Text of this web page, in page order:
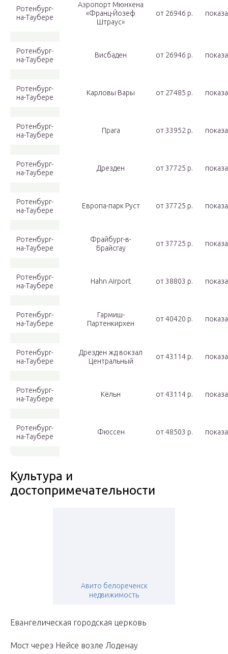
Ротенбург-
на-Таубере
Аэропорт Мюнхена
«Франц-Йозеф
Штраус»
от 26946 p.
Ротенбург-
на-Таубере
Висбаден от 26946 p.
Ротенбург-
на-Таубере
Карловы Вары от 27485 p.
Ротенбург-
на-Таубере
Прага от 33952 p.
Ротенбург-
на-Таубере
Дрезден от 37725 p.
Ротенбург-
на-Таубере
Европа-парк Руст от 37725 p.
Ротенбург-
на-Таубере
Фрайбург-в-
Брайсгау
от 37725 p.
Ротенбург-
на-Таубере
Hahn Airport от 38803 p.
Ротенбург-
на-Таубере
Гармиш-
Партенкирхен
от 40420 p.
Ротенбург-
на-Таубере
Дрезден жд вокзал
Центральный
от 43114 p.
Ротенбург-
на-Таубере
Кёльн от 43114 p.
Ротенбург-
на-Таубере
Фюссен от 48503 p.
Культура и
достопримечательности
Авито белореченск
недвижимость
Евангелическая городская церковь
Мост через Нейсе возле Лоденау